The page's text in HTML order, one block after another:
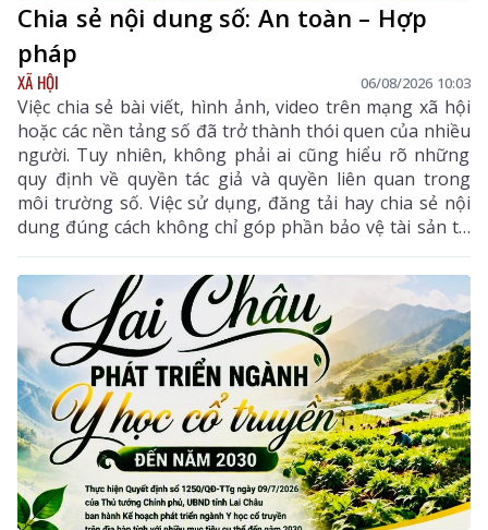
Chia sẻ nội dung số: An toàn – Hợp
pháp
XÃ HỘI 06/08/2026 10:03
Việc chia sẻ bài viết, hình ảnh, video trên mạng xã hội
hoặc các nền tảng số đã trở thành thói quen của nhiều
người. Tuy nhiên, không phải ai cũng hiểu rõ những
quy định về quyền tác giả và quyền liên quan trong
môi trường số. Việc sử dụng, đăng tải hay chia sẻ nội
dung đúng cách không chỉ góp phần bảo vệ tài sản trí
tuệ của tác giả, mà còn giúp mỗi cá nhân tránh những
vi phạm pháp luật khi tham gia không gian mạng.